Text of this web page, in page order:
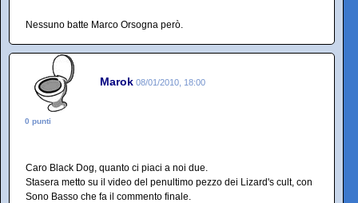
Nessuno batte Marco Orsogna però.
Marok 08/01/2010, 18:00
0 punti
Caro Black Dog, quanto ci piaci a noi due.
Stasera metto su il video del penultimo pezzo dei Lizard's cult, con
Sono Basso che fa il commento finale.